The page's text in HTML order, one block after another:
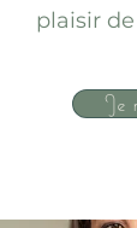
plaisir
Je